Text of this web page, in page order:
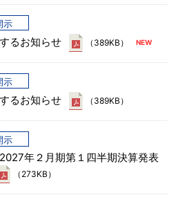
示
るお知らせ （389KB）
示
るお知らせ （389KB）
示
年２月期第１四半期決算発表
（273KB）